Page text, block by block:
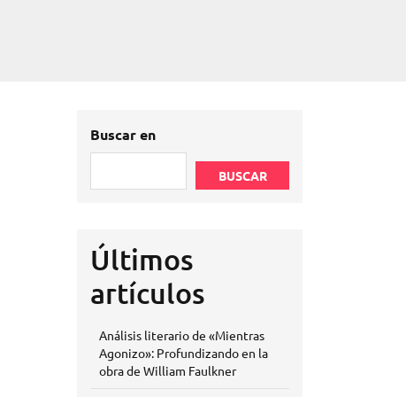
Buscar en
BUSCAR
Últimos
artículos
Análisis literario de «Mientras
Agonizo»: Profundizando en la
obra de William Faulkner